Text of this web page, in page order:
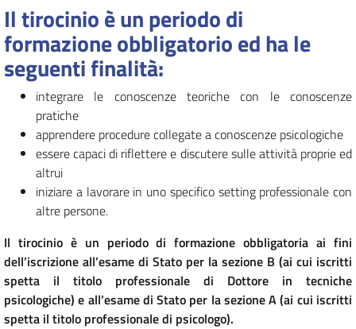
Il tirocinio è un periodo di
formazione obbligatorio ed ha le
seguenti finalità:
integrare le conoscenze teoriche con le conoscenze
pratiche
apprendere procedure collegate a conoscenze psicologiche
essere capaci di riflettere e discutere sulle attività proprie ed
altrui
iniziare a lavorare in uno specifico setting professionale con
altre persone.
Il tirocinio è un periodo di formazione obbligatoria ai fini
dell’iscrizione all’esame di Stato per la sezione B (ai cui iscritti
spetta il titolo professionale di Dottore in tecniche
psicologiche) e all’esame di Stato per la sezione A (ai cui iscritti
spetta il titolo professionale di psicologo).